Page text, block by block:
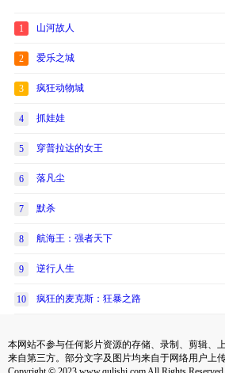
1 山河故人
2 爱乐之城
3 疯狂动物城
4 抓娃娃
5 穿普拉达的女王
6 落凡尘
7 默杀
8 航海王：强者天下
9 逆行人生
10 疯狂的麦克斯：狂暴之路
本网站不参与任何影片资源的存储、录制、剪辑、
来自第三方。部分文字及图片均来自于网络用户上